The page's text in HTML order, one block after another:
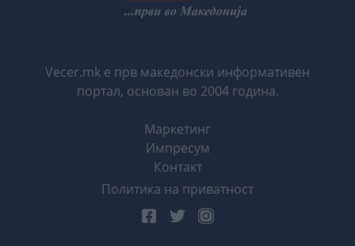
Vecer.mk е прв македонски информативен
портал, основан во 2004 година.
Маркетинг
Импресум
Контакт
Политика на приватност